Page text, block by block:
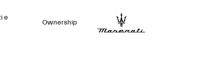
e
Ownership